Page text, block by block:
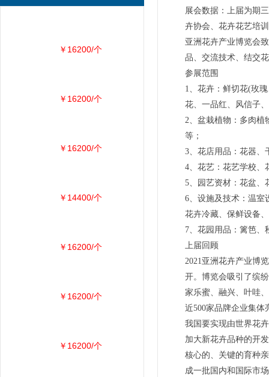
展会数据：上届为期
卉协会、花卉花艺培
亚洲花卉产业博览会
品、交流技术、结交
参展范围
1、花卉：鲜切花(玫
花、一品红、风信子
2、盆栽植物：多肉植
等；
3、花店用品：花器、
4、花艺：花艺学校、
5、园艺资材：花盆、
6、设施及技术：温室
花卉冷藏、保鲜设备
7、花园用品：篱笆、
上届回顾
2021亚洲花卉产业博
开。博览会吸引了缤
家乐蜜、融兴、叶哇
近500家品牌企业集体
我国要实现由世界花
加大新花卉品种的开
核心的、关键的育种
成一批国内和国际市
￥16200/个
￥16200/个
￥16200/个
￥14400/个
￥16200/个
￥16200/个
￥16200/个